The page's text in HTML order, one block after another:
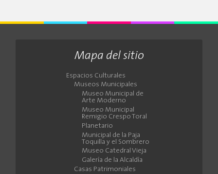
Mapa del sitio
Espacios Culturales
Museos Municipales
Museo Municipal de
Arte Moderno
Museo Municipal
Remigio Crespo Toral
Planetario
Municipal de la Paja
Toquilla y el Sombrero
Museo Catedral Vieja
Galería de la Alcaldía
Casas Patrimoniales